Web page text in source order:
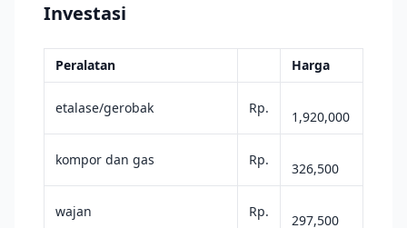
Investasi
Peralatan Harga
etalase/gerobak Rp.
1,920,000
kompor dan gas Rp.
326,500
wajan Rp.
297,500